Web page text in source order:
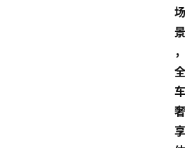
场
景
，
全
车
奢
享